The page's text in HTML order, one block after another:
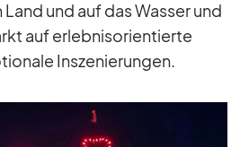
und auf das Was­ser und
auf er­leb­nis­ori­en­tierte
In­sze­nie­run­gen.